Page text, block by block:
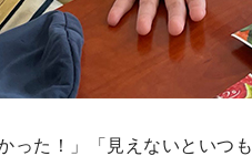
った！」「見えないといつ